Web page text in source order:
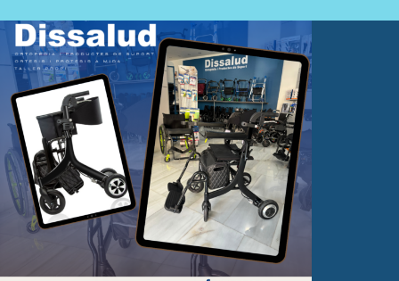
Fisioteràpia
Geriatria
Medicina
Ortopèdia